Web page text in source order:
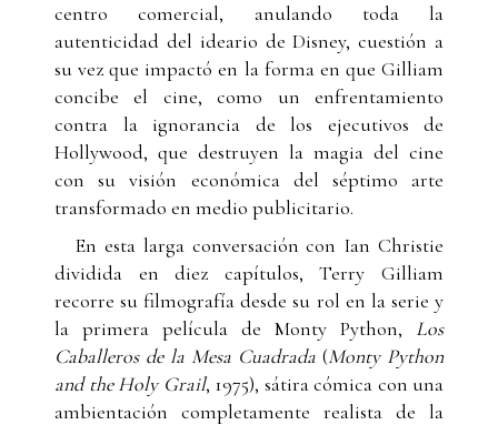
centro comercial, anulando toda la
autenticidad del ideario de Disney, cuestión a
su vez que impactó en la forma en que Gilliam
concibe el cine, como un enfrentamiento
contra la ignorancia de los ejecutivos de
Hollywood, que destruyen la magia del cine
con su visión económica del séptimo arte
transformado en medio publicitario.
En esta larga conversación con Ian Christie
dividida en diez capítulos, Terry Gilliam
recorre su filmografía desde su rol en la serie y
la primera película de Monty Python, Los
Caballeros de la Mesa Cuadrada (Monty Python
and the Holy Grail, 1975), sátira cómica con una
ambientación completamente realista de la